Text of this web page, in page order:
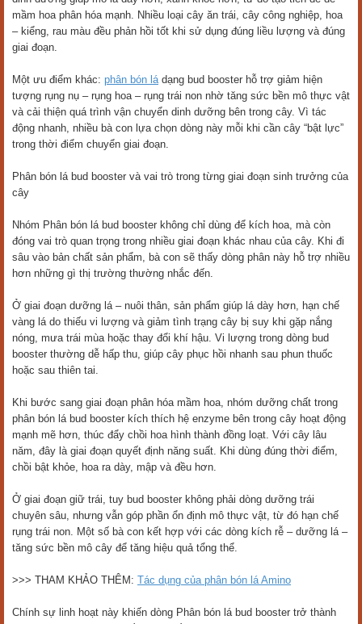
mầm hoa phân hóa mạnh. Nhiều loại cây ăn trái, cây công nghiệp, hoa
– kiểng, rau màu đều phản hồi tốt khi sử dụng đúng liều lượng và đúng
giai đoạn.
Một ưu điểm khác: phân bón ládạng bud booster hỗ trợ giảm hiện
tượng rụng nụ – rụng hoa – rụng trái non nhờ tăng sức bền mô thực vật
và cải thiện quá trình vận chuyển dinh dưỡng bên trong cây. Vì tác
động nhanh, nhiều bà con lựa chọn dòng này mỗi khi cần cây “bật lực”
trong thời điểm chuyển giai đoạn.
Phân bón lá bud booster và vai trò trong từng giai đoạn sinh trưởng của
cây
Nhóm Phân bón lá bud booster không chỉ dùng để kích hoa, mà còn
đóng vai trò quan trọng trong nhiều giai đoạn khác nhau của cây. Khi đi
sâu vào bản chất sản phẩm, bà con sẽ thấy dòng phân này hỗ trợ nhiều
hơn những gì thị trường thường nhắc đến.
Ở giai đoạn dưỡng lá – nuôi thân, sản phẩm giúp lá dày hơn, hạn chế
vàng lá do thiếu vi lượng và giảm tình trạng cây bị suy khi gặp nắng
nóng, mưa trái mùa hoặc thay đổi khí hậu. Vi lượng trong dòng bud
booster thường dễ hấp thu, giúp cây phục hồi nhanh sau phun thuốc
hoặc sau thiên tai.
Khi bước sang giai đoạn phân hóa mầm hoa, nhóm dưỡng chất trong
phân bón lá bud booster kích thích hệ enzyme bên trong cây hoạt động
mạnh mẽ hơn, thúc đẩy chồi hoa hình thành đồng loạt. Với cây lâu
năm, đây là giai đoạn quyết định năng suất. Khi dùng đúng thời điểm,
chồi bật khỏe, hoa ra dày, mập và đều hơn.
Ở giai đoạn giữ trái, tuy bud booster không phải dòng dưỡng trái
chuyên sâu, nhưng vẫn góp phần ổn định mô thực vật, từ đó hạn chế
rụng trái non. Một số bà con kết hợp với các dòng kích rễ – dưỡng lá –
tăng sức bền mô cây để tăng hiệu quả tổng thể.
>>> THAM KHẢO THÊM: Tác dụng của phân bón lá Amino
Chính sự linh hoạt này khiến dòng Phân bón lá bud booster trở thành